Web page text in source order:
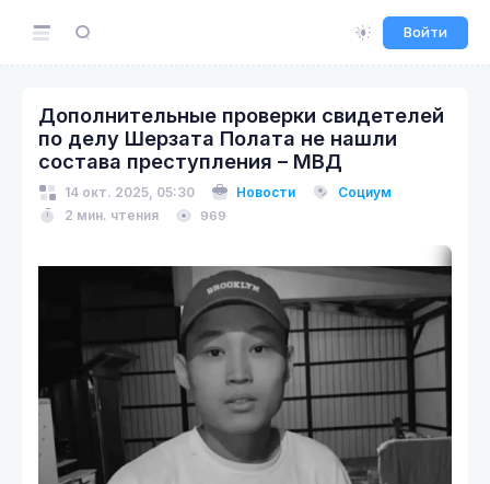
Войти
Дополнительные проверки свидетелей
по делу Шерзата Полата не нашли
состава преступления – МВД
14 окт. 2025, 05:30 Новости
Социум
2 мин. чтения
969